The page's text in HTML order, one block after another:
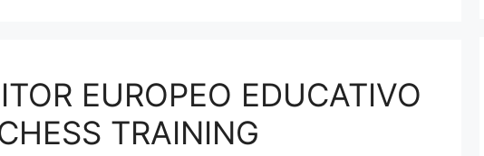
EUROPEO EDUCATIVO
TRAINING